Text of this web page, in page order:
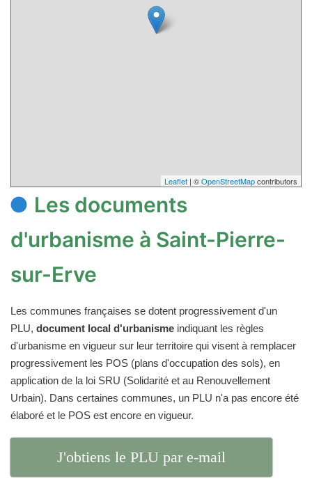
Leaflet | ©OpenStreetMapcontributors
Les documents
d'urbanisme à Saint-Pierre-
sur-Erve
Les communes françaises se dotent progressivement d'un
PLU, document local d'urbanisme indiquant les règles
d'urbanisme en vigueur sur leur territoire qui visent à remplacer
progressivement les POS (plans d'occupation des sols), en
application de la loi SRU (Solidarité et au Renouvellement
Urbain). Dans certaines communes, un PLU n'a pas encore été
élaboré et le POS est encore en vigueur.
J'obtiens le PLU par e-mail